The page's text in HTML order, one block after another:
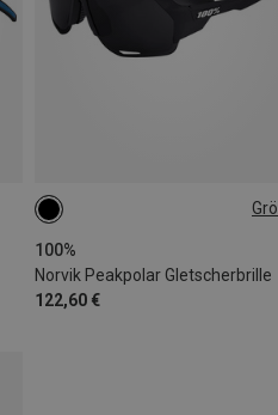
100%
Norvik Peakpolar Gletscherbrille
122,60 €
ONE SIZE